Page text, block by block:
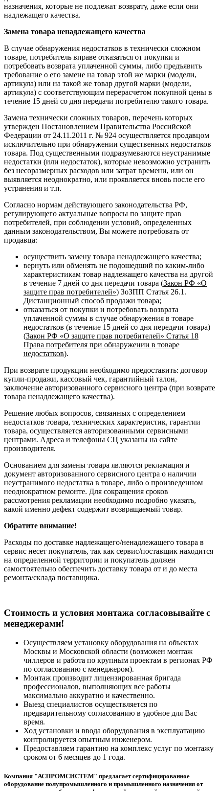
назначения, которые не подлежат возврату, даже если они
надлежащего качества.
Замена товара ненадлежащего качества
В случае обнаружения недостатков в технически сложном
товаре, потребитель вправе отказаться от покупки и
потребовать возврата уплаченной суммы, либо предъявить
требование о его замене на товар этой же марки (модели,
артикула) или на такой же товар другой марки (модели,
артикула) с соответствующим перерасчетом покупной цены в
течение 15 дней со дня передачи потребителю такого товара.
Замена технически сложных товаров, перечень которых
утвержден Постановлением Правительства Российской
Федерации от 24.11.2011 г. № 924 осуществляется продавцом
исключительно при обнаружении существенных недостатков
товара. Под существенными подразумеваются неустранимые
недостатки (или недостаток), которые невозможно устранить
без несоразмерных расходов или затрат времени, или он
выявляется неоднократно, или проявляется вновь после его
устранения и т.п.
Согласно нормам действующего законодательства РФ,
регулирующего актуальные вопросы по защите прав
потребителей, при соблюдении условий, определенных
данным законодательством, Вы можете потребовать от
продавца:
осуществить замену товара ненадлежащего качества;
вернуть или обменять не подошедший по каким-либо
характеристикам товар надлежащего качества на другой
в течение 7 дней со дня передачи товара (Закон РФ «О
защите прав потребителей») ЗоЗПП Статья 26.1.
Дистанционный способ продажи товара;
отказаться от покупки и потребовать возврата
уплаченной суммы в случае обнаружения в товаре
недостатков (в течение 15 дней со дня передачи товара)
(Закон РФ «О защите прав потребителей» Статья 18
Права потребителя при обнаружении в товаре
недостатков).
При возврате продукции необходимо предоставить: договор
купли-продажи, кассовый чек, гарантийный талон,
заключение авторизованного сервисного центра (при возврате
товара ненадлежащего качества).
Решение любых вопросов, связанных с определением
недостатков товара, технических характеристик, гарантии
товара, осуществляется авторизованными сервисными
центрами. Адреса и телефоны СЦ указаны на сайте
производителя.
Основанием для замены товара являются рекламация и
документ авторизованного сервисного центра о наличии
неустранимого недостатка в товаре, либо о произведенном
неоднократном ремонте. Для сокращения сроков
рассмотрения рекламации необходимо подробно указать,
какой именно дефект содержит возвращаемый товар.
Обратите внимание!
Расходы по доставке надлежащего/ненадлежащего товара в
сервис несет покупатель, так как сервис/поставщик находится
на определенной территории и покупатель должен
самостоятельно обеспечить доставку товара от и до места
ремонта/склада поставщика.
Cтоимость и условия монтажа согласовывайте с
менеджерами!
Осуществляем установку оборудования на объектах
Москвы и Московской области (возможен монтаж
чиллеров и работа по крупным проектам в регионах РФ
по согласованию с менеджером).
Монтаж производит лицензированная бригада
профессионалов, выполняющих все работы
максимально аккуратно и качественно.
Выезд специалистов осуществляется по
предварительному согласованию в удобное для Вас
время.
Ход установки и ввода оборудования в эксплуатацию
контролируется опытным инженером.
Предоставляем гарантию на комплекс услуг по монтажу
сроком от 6 месяцев до 1 года.
Компания "АСПРОМСИСТЕМ" предлагает сертифицированное
оборудование полупромышленного и промышленного назначения от